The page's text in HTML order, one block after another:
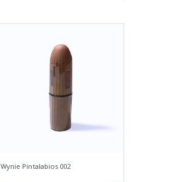
Wynie Pintalabios 002